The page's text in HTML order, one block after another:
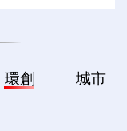
環創 城市